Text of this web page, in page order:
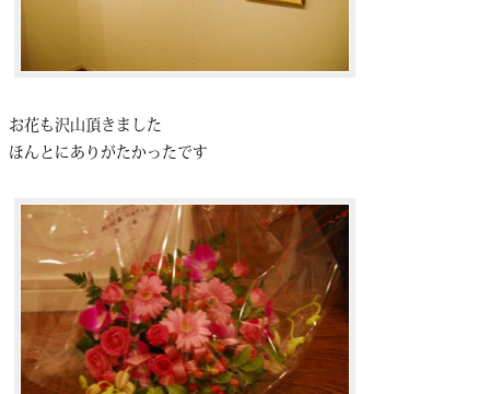
お花も沢山頂きました
ほんとにありがたかったです